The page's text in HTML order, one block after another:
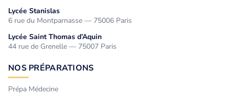
Lycée Stanislas
6 rue du Montparnasse — 75006 Paris
Lycée Saint Thomas d’Aquin
44 rue de Grenelle — 75007 Paris
NOS PRÉPARATIONS
Prépa Médecine